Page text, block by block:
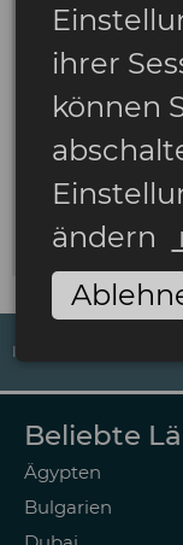
IMPRESSUM
Beliebte
Ägypten
Bulgarien
ihrer
können
ändern